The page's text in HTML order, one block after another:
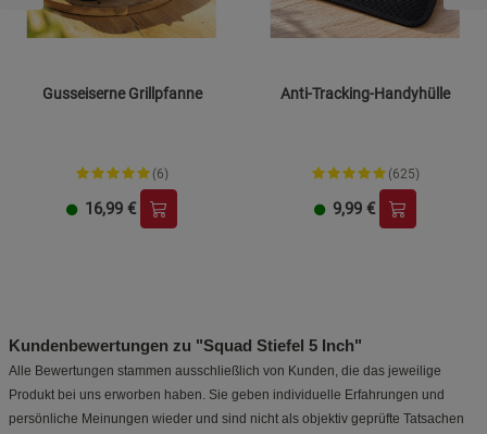
Gusseiserne Grillpfanne
(6)
16,99 €
Anti-Tracking-Handyhülle
(625)
9,99 €
Kundenbewertungen zu "Squad Stiefel 5 Inch"
Alle Bewertungen stammen ausschließlich von Kunden, die das jeweilige
Produkt bei uns erworben haben. Sie geben individuelle Erfahrungen und
persönliche Meinungen wieder und sind nicht als objektiv geprüfte Tatsachen